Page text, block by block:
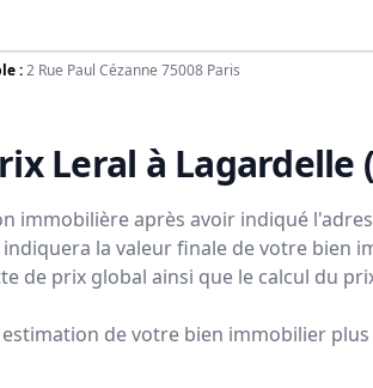
:2 Rue Paul Cézanne 75008 Paris
Leral à Lagardelle
immobilière après avoir indiqué
la valeur finale de votre bien
de prix global ainsi que le calcul du
de votre bien immobilier